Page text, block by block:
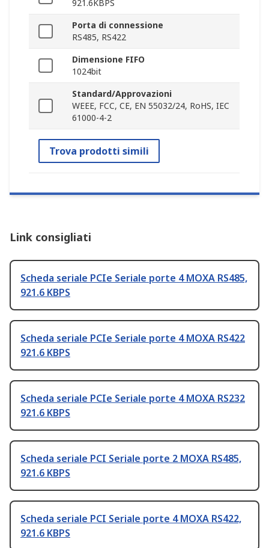
921.6KBPS
Porta di connessione
RS485, RS422
Dimensione FIFO
1024bit
Standard/Approvazioni
WEEE, FCC, CE, EN 55032/24, RoHS, IEC
61000-4-2
Trova prodotti simili
Link consigliati
Scheda seriale PCIe Seriale porte 4 MOXA RS485,
921.6 KBPS
Scheda seriale PCIe Seriale porte 4 MOXA RS422
921.6 KBPS
Scheda seriale PCIe Seriale porte 4 MOXA RS232
921.6 KBPS
Scheda seriale PCI Seriale porte 2 MOXA RS485,
921.6 KBPS
Scheda seriale PCI Seriale porte 4 MOXA RS422,
921.6 KBPS